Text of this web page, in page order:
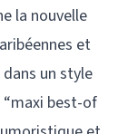
la nouvelle
et
un style
best-of